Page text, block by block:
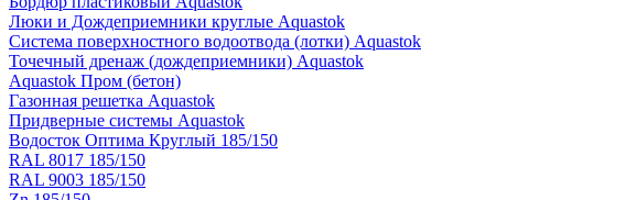
Люки и Дождеприемники круглые Aquastok
Система поверхностного водоотвода (лотки) Aquastok
Точечный дренаж (дождеприемники) Aquastok
Aquastok Пром (бетон)
Газонная решетка Aquastok
Придверные системы Aquastok
Водосток Оптима Круглый 185/150
RAL 8017 185/150
RAL 9003 185/150